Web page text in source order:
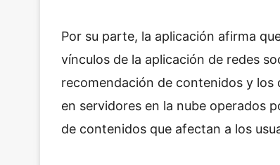
Por su parte, la aplicación afirma
vínculos de la aplicación de redes
recomendación de contenidos y los
en servidores en la nube operados
de contenidos que afectan a los